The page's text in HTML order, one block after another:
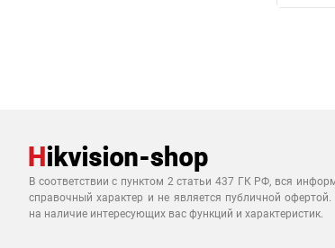
В соответствии с пунктом 2 статьи 437 ГК РФ, вся
справочный характер и не является публичной
на наличие интересующих вас функций и характеристик.